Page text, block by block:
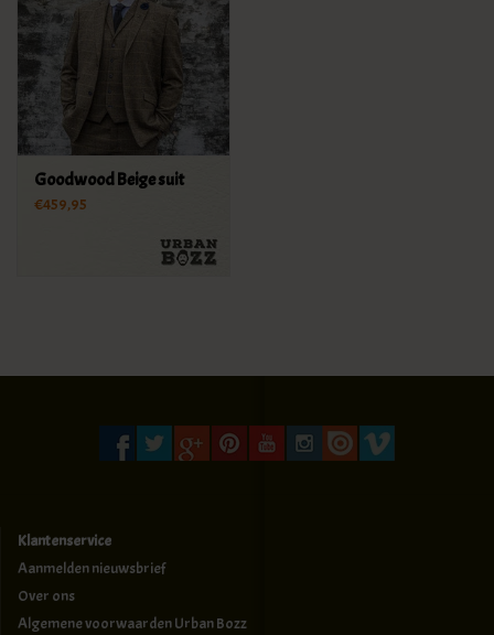
Goodwood Beige suit
€459,95
Klantenservice
Aanmelden nieuwsbrief
Over ons
Algemene voorwaarden Urban Bozz